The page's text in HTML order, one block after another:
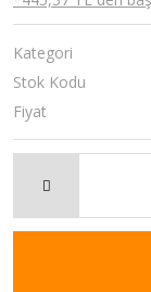
Kategori
Stok Kodu
Fiyat